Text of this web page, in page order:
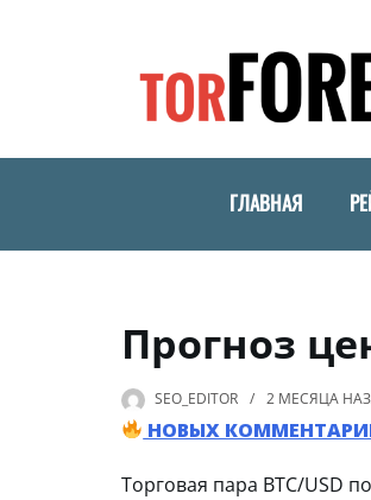
ГЛАВНАЯ
Прогноз
SEO_EDITOR 2 МЕСЯЦА
НОВЫХ
Торговая пара BTC/USD